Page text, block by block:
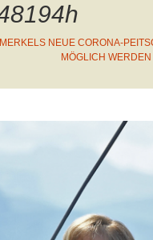
MERKELS NEUE CORONA-
MÖGLICH WERDEN